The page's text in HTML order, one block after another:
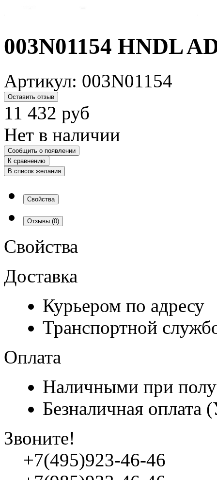
003N01154 HNDL
Артикул: 003N01154
Оставить отзыв
11 432 руб
Нет в наличии
Сообщить о появлении
К сравнению
В список желания
Свойства
Отзывы (0)
Свойства
Доставка
Курьером по адресу
Транспортной
Оплата
Наличными при
Безналичная
Звоните!
+7(495)923-46-46